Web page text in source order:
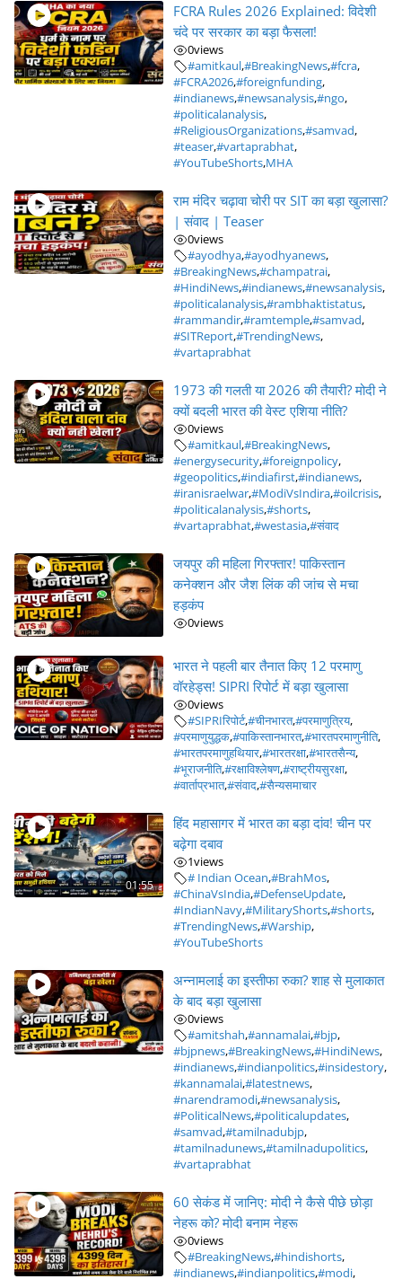
FCRA Rules 2026 Explained: विदेशी
चंदे पर सरकार का बड़ा फैसला!
0views
#amitkaul,#BreakingNews,#fcra,
#FCRA2026,#foreignfunding,
#indianews,#newsanalysis,#ngo,
#politicalanalysis,
#ReligiousOrganizations,#samvad,
#teaser,#vartaprabhat,
#YouTubeShorts,MHA
राम मंदिर चढ़ावा चोरी पर SIT का बड़ा खुलासा?
| संवाद | Teaser
0views
#ayodhya,#ayodhyanews,
#BreakingNews,#champatrai,
#HindiNews,#indianews,#newsanalysis,
#politicalanalysis,#rambhaktistatus,
#rammandir,#ramtemple,#samvad,
#SITReport,#TrendingNews,
#vartaprabhat
1973 की गलती या 2026 की तैयारी? मोदी ने
क्यों बदली भारत की वेस्ट एशिया नीति?
0views
#amitkaul,#BreakingNews,
#energysecurity,#foreignpolicy,
#geopolitics,#indiafirst,#indianews,
#iranisraelwar,#ModiVsIndira,#oilcrisis,
#politicalanalysis,#shorts,
#vartaprabhat,#westasia,#संवाद
जयपुर की महिला गिरफ्तार! पाकिस्तान
कनेक्शन और जैश लिंक की जांच से मचा
हड़कंप
0views
भारत ने पहली बार तैनात किए 12 परमाणु
वॉरहेड्स! SIPRI रिपोर्ट में बड़ा खुलासा
0views
#SIPRIरिपोर्ट,#चीनभारत,#परमाणुत्रिय,
#परमाणुयुद्धक,#पाकिस्तानभारत,#भारतपरमाणुनीति,
#भारतपरमाणुहथियार,#भारतरक्षा,#भारतसैन्य,
#भूराजनीति,#रक्षाविश्लेषण,#राष्ट्रीयसुरक्षा,
#वार्ताप्रभात,#संवाद,#सैन्यसमाचार
01:55
हिंद महासागर में भारत का बड़ा दांव! चीन पर
बढ़ेगा दबाव
1views
# Indian Ocean,#BrahMos,
#ChinaVsIndia,#DefenseUpdate,
#IndianNavy,#MilitaryShorts,#shorts,
#TrendingNews,#Warship,
#YouTubeShorts
अन्नामलाई का इस्तीफा रुका? शाह से मुलाकात
के बाद बड़ा खुलासा
0views
#amitshah,#annamalai,#bjp,
#bjpnews,#BreakingNews,#HindiNews,
#indianews,#indianpolitics,#insidestory,
#kannamalai,#latestnews,
#narendramodi,#newsanalysis,
#PoliticalNews,#politicalupdates,
#samvad,#tamilnadubjp,
#tamilnadunews,#tamilnadupolitics,
#vartaprabhat
60 सेकंड में जानिए: मोदी ने कैसे पीछे छोड़ा
नेहरू को? मोदी बनाम नेहरू
0views
#BreakingNews,#hindishorts,
#indianews,#indianpolitics,#modi,